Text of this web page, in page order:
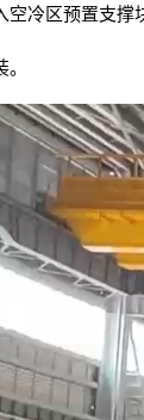
冷区预置支撑